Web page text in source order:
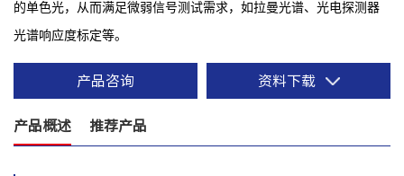
的单色光，从而满足微弱信号测试需求，如拉曼光谱、光电探测器
光谱响应度标定等。
产品咨询 资料下载
产品概述 推荐产品